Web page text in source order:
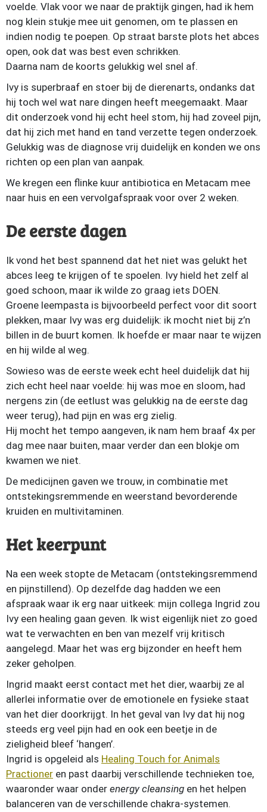
voelde. Vlak voor we naar de praktijk gingen, had ik hem
nog klein stukje mee uit genomen, om te plassen en
indien nodig te poepen. Op straat barste plots het abces
open, ook dat was best even schrikken.
Daarna nam de koorts gelukkig wel snel af.
Ivy is superbraaf en stoer bij de dierenarts, ondanks dat
hij toch wel wat nare dingen heeft meegemaakt. Maar
dit onderzoek vond hij echt heel stom, hij had zoveel pijn,
dat hij zich met hand en tand verzette tegen onderzoek.
Gelukkig was de diagnose vrij duidelijk en konden we ons
richten op een plan van aanpak.
We kregen een flinke kuur antibiotica en Metacam mee
naar huis en een vervolgafspraak voor over 2 weken.
De eerste dagen
Ik vond het best spannend dat het niet was gelukt het
abces leeg te krijgen of te spoelen. Ivy hield het zelf al
goed schoon, maar ik wilde zo graag iets DOEN.
Groene leempasta is bijvoorbeeld perfect voor dit soort
plekken, maar Ivy was erg duidelijk: ik mocht niet bij z’n
billen in de buurt komen. Ik hoefde er maar naar te wijzen
en hij wilde al weg.
Sowieso was de eerste week echt heel duidelijk dat hij
zich echt heel naar voelde: hij was moe en sloom, had
nergens zin (de eetlust was gelukkig na de eerste dag
weer terug), had pijn en was erg zielig.
Hij mocht het tempo aangeven, ik nam hem braaf 4x per
dag mee naar buiten, maar verder dan een blokje om
kwamen we niet.
De medicijnen gaven we trouw, in combinatie met
ontstekingsremmende en weerstand bevorderende
kruiden en multivitaminen.
Het keerpunt
Na een week stopte de Metacam (ontstekingsremmend
en pijnstillend). Op dezelfde dag hadden we een
afspraak waar ik erg naar uitkeek: mijn collega Ingrid zou
Ivy een healing gaan geven. Ik wist eigenlijk niet zo goed
wat te verwachten en ben van mezelf vrij kritisch
aangelegd. Maar het was erg bijzonder en heeft hem
zeker geholpen.
Ingrid maakt eerst contact met het dier, waarbij ze al
allerlei informatie over de emotionele en fysieke staat
van het dier doorkrijgt. In het geval van Ivy dat hij nog
steeds erg veel pijn had en ook een beetje in de
zieligheid bleef ‘hangen’.
Ingrid is opgeleid als Healing Touch for Animals
Practioner en past daarbij verschillende technieken toe,
waaronder waar onder energy cleansing en het helpen
balanceren van de verschillende chakra-systemen.